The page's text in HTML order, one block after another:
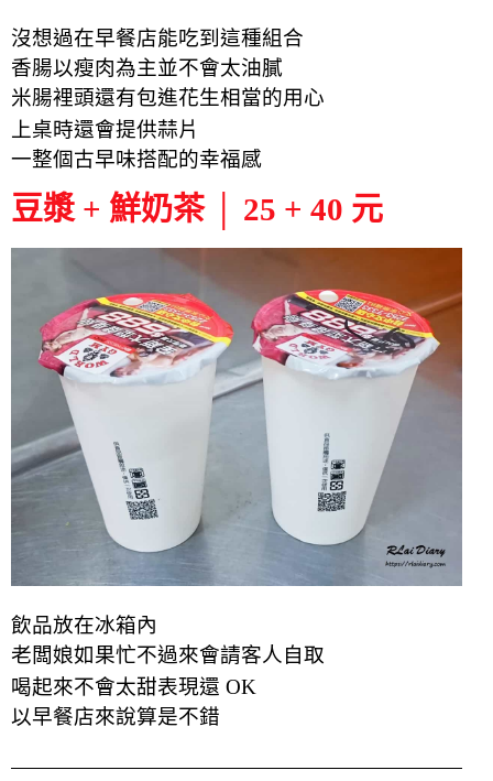
沒想過在早餐店能吃到這種組合
香腸以瘦肉為主並不會太油膩
米腸裡頭還有包進花生相當的用心
上桌時還會提供蒜片
一整個古早味搭配的幸福感
豆漿 + 鮮奶茶 │ 25 + 40 元
飲品放在冰箱內
老闆娘如果忙不過來會請客人自取
喝起來不會太甜表現還 OK
以早餐店來說算是不錯